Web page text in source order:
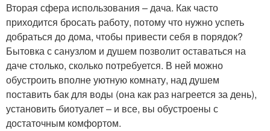
Вторая сфера использования – дача. Как часто
приходится бросать работу, потому что нужно успеть
добраться до дома, чтобы привести себя в порядок?
Бытовка с санузлом и душем позволит оставаться на
даче столько, сколько потребуется. В ней можно
обустроить вполне уютную комнату, над душем
поставить бак для воды (она как раз нагреется за день),
установить биотуалет – и все, вы обустроены с
достаточным комфортом.